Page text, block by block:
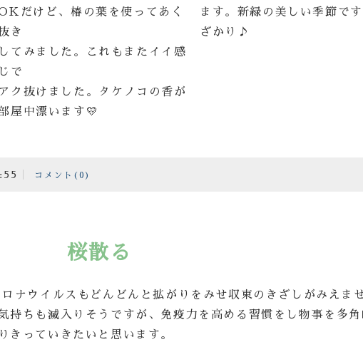
だけど、椿の葉を使ってあく
き
してみました。これもまたイイ感
じで
アク抜けました。タケノコの香が
屋中漂います💛
ます。新緑の美しい季節で
ざかり♪
コメント(0)
桜散る
ナウイルスもどんどんと拡がりをみせ収束のきざしがみえま
持ちも滅入りそうですが、免疫力を高める習慣をし物事を多
きっていきたいと思います。